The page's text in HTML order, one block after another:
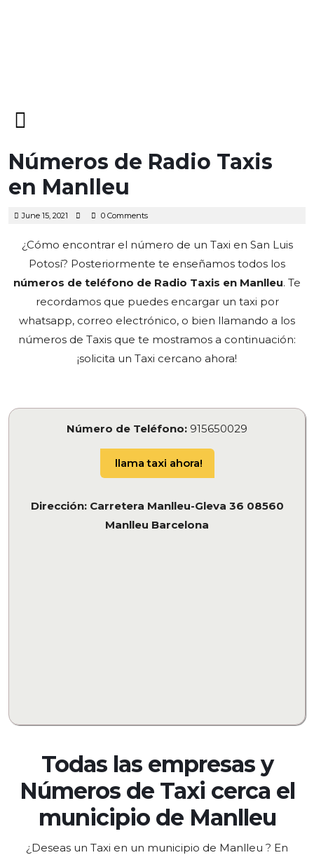
Menu
Números de Radio Taxis
en Manlleu
June 15, 2021 June
0 Comments
¿Cómo encontrar el número de un Taxi en San Luis
Potosí? Posteriormente te enseñamos todos los
números de teléfono de Radio Taxis en Manlleu. Te
recordamos que puedes encargar un taxi por
whatsapp, correo electrónico, o bien llamando a los
números de Taxis que te mostramos a continuación:
¡solicita un Taxi cercano ahora!
Número de Teléfono: 915650029
llama taxi ahora!
Dirección: Carretera Manlleu-Gleva 36 08560
Manlleu Barcelona
Todas las empresas y
Números de Taxi cerca el
municipio de Manlleu
¿Deseas un Taxi en un municipio de Manlleu ? En